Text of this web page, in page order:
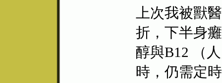
上次我被獸
折，下半身
醇與B12 （
時，仍需定